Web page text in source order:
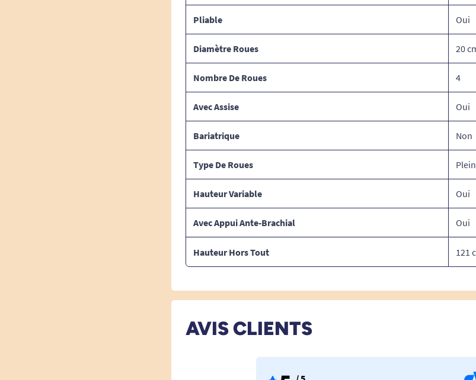
Pliable Oui
Diamètre Roues 20
Nombre De Roues 4
Avec Assise Oui
Bariatrique Non
Type De Roues Plein
Hauteur Variable Oui
Avec Appui Ante-Brachial Oui
Hauteur Hors Tout 121
AVIS CLIENTS